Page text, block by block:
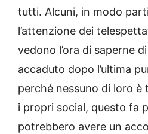
tutti. Alcuni, in modo
l’attenzione dei
vedono l’ora di saperne
accaduto dopo l’ultima
perché nessuno di loro
i propri social, questo fa
potrebbero avere un